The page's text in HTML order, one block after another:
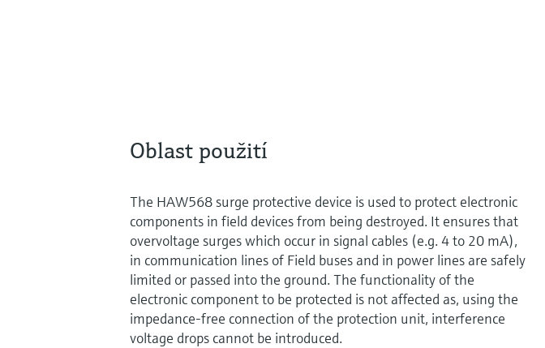
Oblast použití
The HAW568 surge protective device is used to protect electronic
components in field devices from being destroyed. It ensures that
overvoltage surges which occur in signal cables (e.g. 4 to 20 mA),
in communication lines of Field buses and in power lines are safely
limited or passed into the ground. The functionality of the
electronic component to be protected is not affected as, using the
impedance-free connection of the protection unit, interference
voltage drops cannot be introduced.